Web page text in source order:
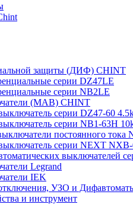
защиты (ДИФ) CHINT
серии DZ47LE
серии NB2LE
(МАВ) CHINT
серии DZ47-60
серии NB1-63H
постоянного тока
серии NEXT
выключателей
Legrand
IEK
УЗО и
и инструмент